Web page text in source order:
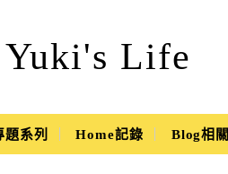
Yuki's Life
題系列 Home記錄 Blog相關